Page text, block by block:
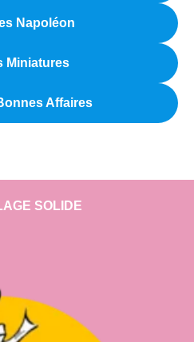
Napoléon
Miniatures
Affaires
SOLIDE